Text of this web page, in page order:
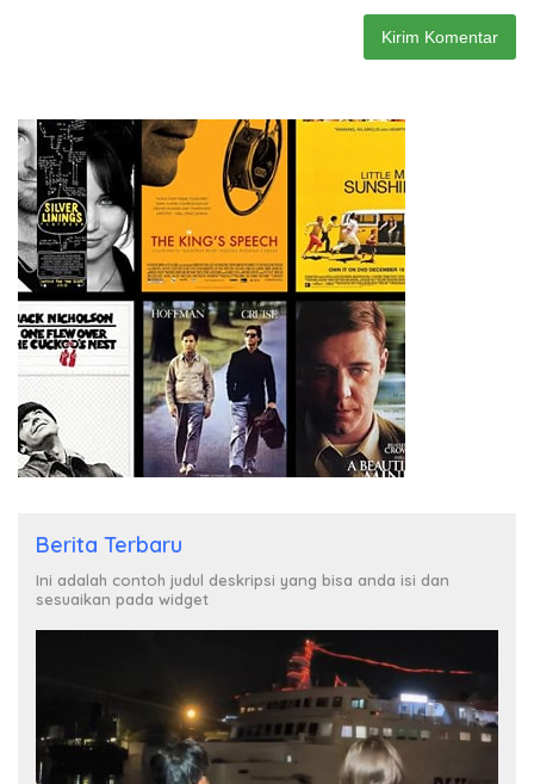
Berita Terbaru
Ini adalah contoh judul deskripsi yang bisa anda isi dan
sesuaikan pada widget